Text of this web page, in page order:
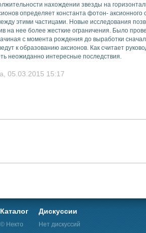
нахождении звезды на
определяет константа фотон-
этими частицами. Новые исследования
на нее более жесткие ограничения. Было
с момента рождения до выработки
к образованию аксионов. Как считает
неожиданно интересные последствия.
05.03.2015 15:17
Каталог
© Некто
Дискуссии
Нет дискуссий